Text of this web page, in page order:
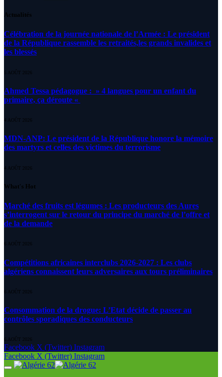
Actualités
Célébration de la journée nationale de l’Armée : Le président
de la République rassemble les retraités,les grands invalides et
les blessés
5 AOÛT 2026
Ahmed Tessa pédagogue : » 4 langues pour un enfant du
primaire, ça déroute «
4 AOÛT 2026
MDN-ANP: Le président de la République honore la mémoire
des martyrs et celles des victimes du terrorisme
4 AOÛT 2026
What's Hot
Marché des fruits est légumes : Les producteurs des Aures
s’interrogent sur le retour du principe du marché de l’offre et
de la demande
6 AOÛT 2026
Compétitions africaines interclubs 2026-2027 : Les clubs
algériens connaissent leurs adversaires aux tours préliminaires
6 AOÛT 2026
Consommation de la drogue: L’Etat décide de passer au
contrôles sporadiques des conducteurs
6 AOÛT 2026
Facebook X (Twitter) Instagram
Facebook X (Twitter) Instagram